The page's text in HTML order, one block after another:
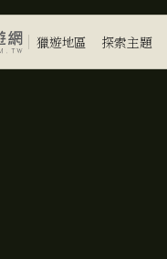
獵遊地區 探索主題